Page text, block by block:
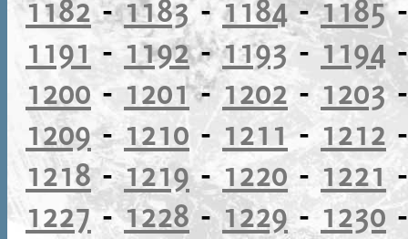
1182-1183-1184-1185
1191 - 1192-1193-1194
1200 - 1201-1202- 1203
1209-1210 - 1211- 1212
1218-1219-1220- 1221
1227-1228-1229- 1230